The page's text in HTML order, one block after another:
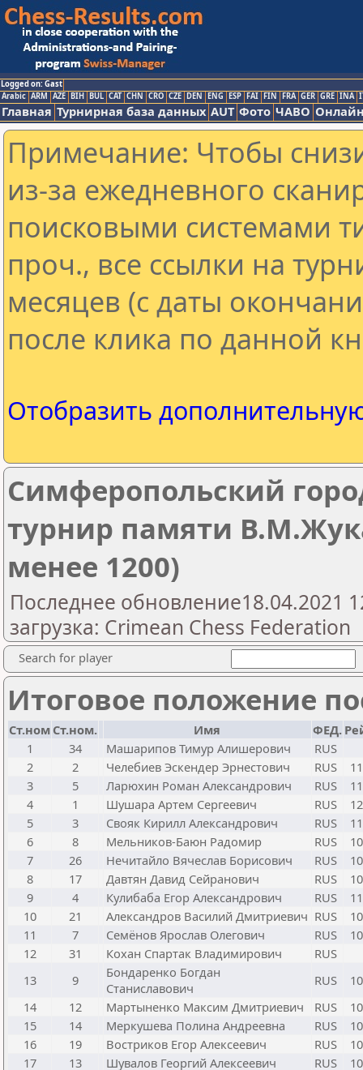
Logged on: Gast
Arabic ARM AZE BIH BUL CAT CHN CRO CZE DEN ENG ESP FAI FIN FRA GER GRE INA
Главная Турнирная база данных AUT Фото ЧАВО
Примечание: Чтобы
из-за ежедневного
поисковыми системами
проч., все ссылки на
месяцев (с даты
после клика по данной
Отобразить
Симферопольский
турнир памяти
менее 1200)
Последнее обновление18.04.2021
загрузка: Crimean Chess Federation
Search for player
Итоговое положение
Ст.ном Ст.ном. Имя ФЕД.
1
34 Машарипов Тимур Алишерович
RUS
2
2 Челебиев Эскендер Эрнестович RUS
3
5 Ларюхин Роман Александрович RUS
4
1 Шушара Артем Сергеевич RUS
5
3 Свояк Кирилл Александрович RUS
6
8 Мельников-Баюн Радомир RUS
7
26 Нечитайло Вячеслав Борисович RUS
8
17 Давтян Давид Сейранович RUS
9
4 Кулибаба Егор Александрович RUS
10
21 Александров Василий Дмитриевич RUS
11
7 Семёнов Ярослав Олегович RUS
12
31 Кохан Спартак Владимирович
RUS
13
9
Бондаренко Богдан
Станиславович
RUS
14
12 Мартыненко Максим Дмитриевич RUS
15
14 Меркушева Полина Андреевна RUS
16
19 Востриков Егор Алексеевич RUS
17
13 Шувалов Георгий Алексеевич RUS